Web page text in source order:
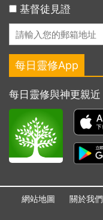
基督徒見證
每日靈修App
每日靈修與神更親近
網站地圖 關於我們